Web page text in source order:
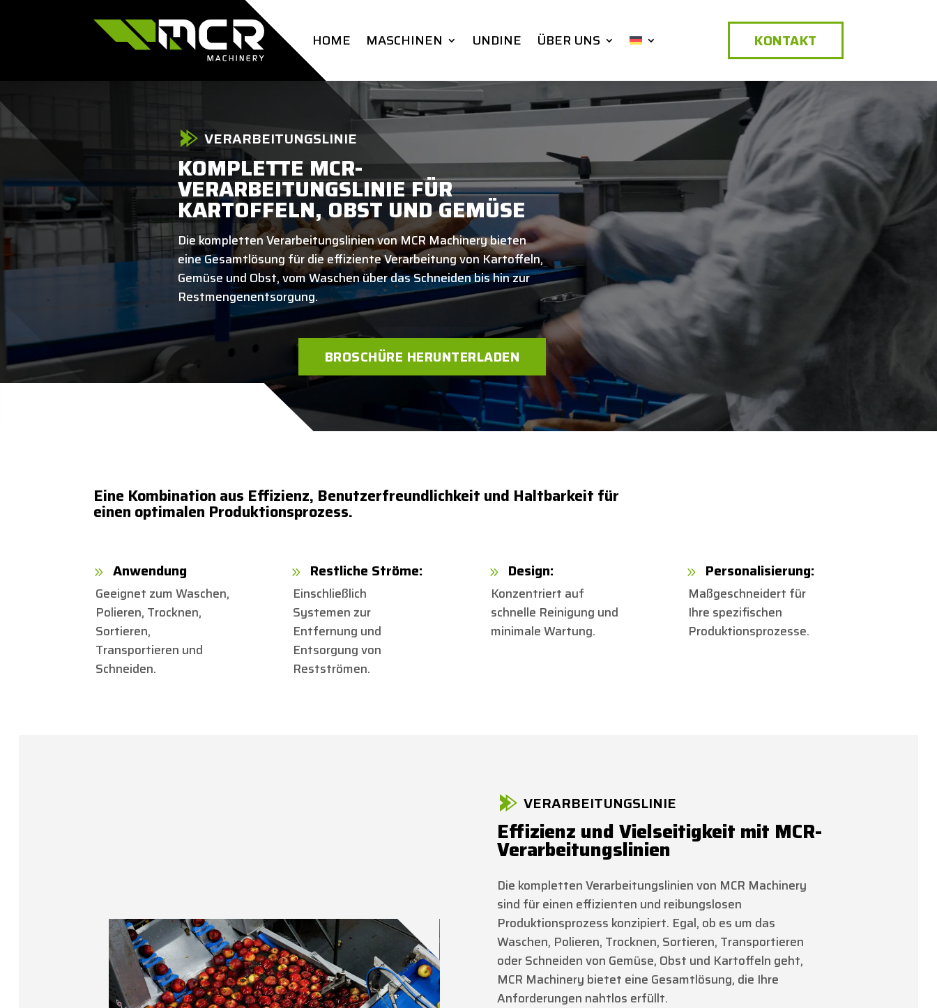
HOME MASCHINEN UNDINE ÜBER UNS KONTAKT
VERARBEITUNGSLINIE
KOMPLETTE MCR-
VERARBEITUNGSLINIE FÜR
KARTOFFELN, OBST UND GEMÜSE
Die kompletten Verarbeitungslinien von MCR Machinery bieten
eine Gesamtlösung für die effiziente Verarbeitung von Kartoffeln,
Gemüse und Obst, vom Waschen über das Schneiden bis hin zur
Restmengenentsorgung.
BROSCHÜRE HERUNTERLADEN
Eine Kombination aus Effizienz, Benutzerfreundlichkeit und Haltbarkeit für
einen optimalen Produktionsprozess.
9 Anwendung
Geeignet zum Waschen,
Polieren, Trocknen,
Sortieren,
Transportieren und
Schneiden.
9 Restliche Ströme:
Einschließlich
Systemen zur
Entfernung und
Entsorgung von
Restströmen.
9 Design:
Konzentriert auf
schnelle Reinigung und
minimale Wartung.
9 Personalisierung:
Maßgeschneidert für
Ihre spezifischen
Produktionsprozesse.
VERARBEITUNGSLINIE
Effizienz und Vielseitigkeit mit MCR-
Verarbeitungslinien
Die kompletten Verarbeitungslinien von MCR Machinery
sind für einen effizienten und reibungslosen
Produktionsprozess konzipiert. Egal, ob es um das
Waschen, Polieren, Trocknen, Sortieren, Transportieren
oder Schneiden von Gemüse, Obst und Kartoffeln geht,
MCR Machinery bietet eine Gesamtlösung, die Ihre
Anforderungen nahtlos erfüllt.